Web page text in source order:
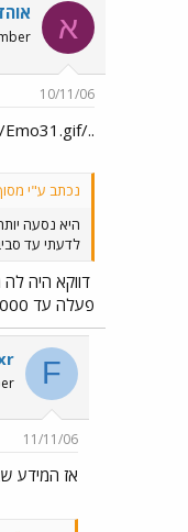
א
10/11/06
../images/Emo31.gif דווקא היה לה מזגן, והיא אכן
נכתב ע"י
היא נסעה יותר,
לדעתי עד סביבות 2000, בכל אופן - לא
דווקא היה לה
פעלה עד 2000 או קצת מעבר
F
11/11/06
אז המידע